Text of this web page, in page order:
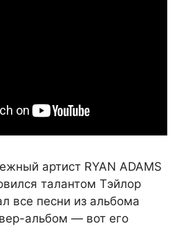
артист RYAN ADAMS
талантом Тэйлор
все песни из альбома
альбом — вот его